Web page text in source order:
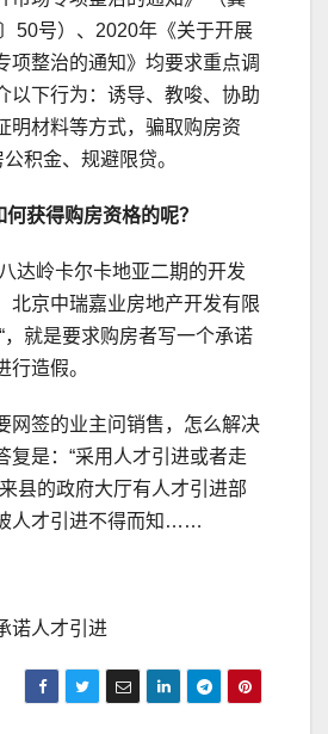
50号）、2020年《关于开展
项整治的通知》均要求重点调
以下行为：诱导、教唆、协助
明材料等方式，骗取购房资
积金、规避限贷。
获得购房资格的呢？
岭卡尔卡地亚二期的开发
北京中瑞嘉业房地产开发有限
，就是要求购房者写一个承诺
行造假。
的业主问销售，怎么解决
复是：“采用人才引进或者走
县的政府大厅有人才引进部
人才引进不得而知……
诺人才引进